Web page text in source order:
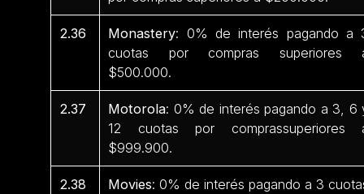
2.36 Monastery: 0% de interés pagando a
cuotas por compras superiores
$500.000.
2.37 Motorola: 0% de interés pagando a 3, 6
12 cuotas por comprassuperiores
$999.900.
2.38 Movies: 0% de interés pagando a 3